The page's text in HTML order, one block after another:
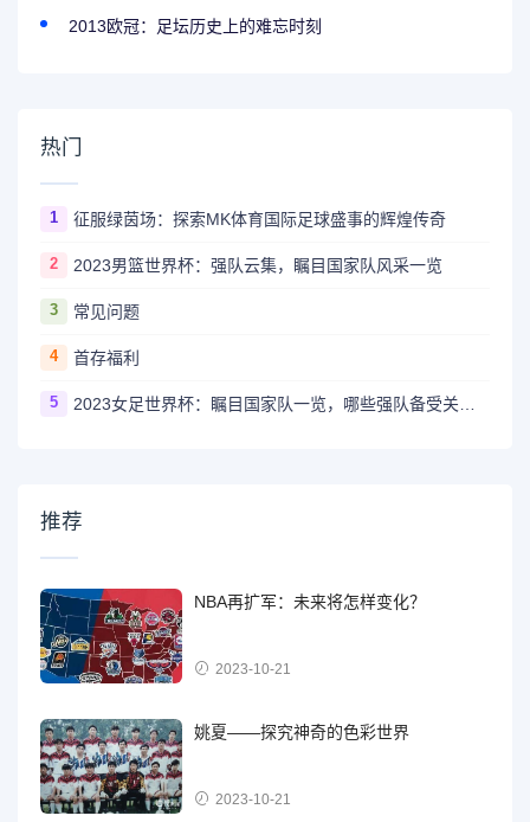
2013欧冠：足坛历史上的难忘时刻
热门
1 征服绿茵场：探索MK体育国际足球盛事的辉煌传奇
2 2023男篮世界杯：强队云集，瞩目国家队风采一览
3 常见问题
4 首存福利
5
推荐
NBA再扩军：未来将怎样变化？
2023-10-21
姚夏——探究神奇的色彩世界
2023-10-21